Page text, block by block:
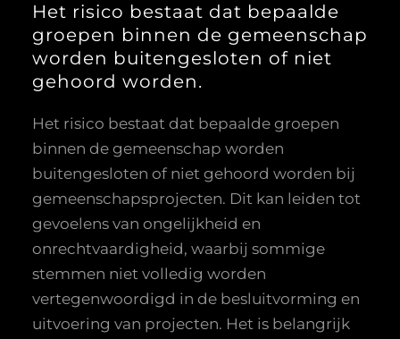
Het risico bestaat dat bepaalde
groepen binnen de gemeenschap
worden buitengesloten of niet
gehoord worden.
Het risico bestaat dat bepaalde groepen
binnen de gemeenschap worden
buitengesloten of niet gehoord worden bij
gemeenschapsprojecten. Dit kan leiden tot
gevoelens van ongelijkheid en
onrechtvaardigheid, waarbij sommige
stemmen niet volledig worden
vertegenwoordigd in de besluitvorming en
uitvoering van projecten. Het is belangrijk